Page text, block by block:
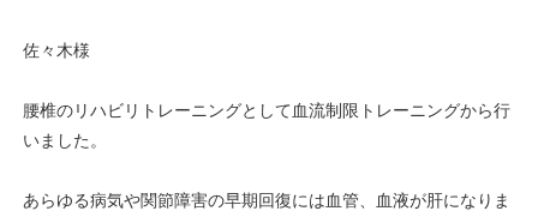
佐々木様
腰椎のリハビリトレーニングとして血流制限トレーニングから行
いました。
あらゆる病気や関節障害の早期回復には血管、血液が肝になりま